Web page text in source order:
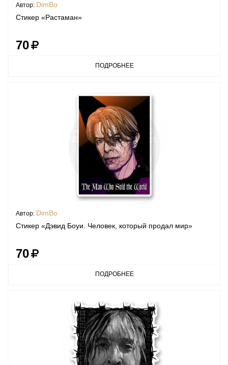
Автор: DimBo
Стикер «Растаман»
70
ПОДРОБНЕЕ
Автор: DimBo
Стикер «Дэвид Боуи. Человек, который продал мир»
70
ПОДРОБНЕЕ